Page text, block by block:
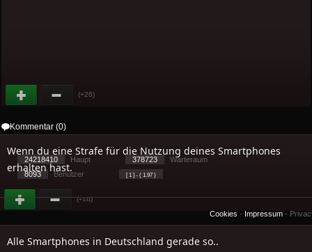
(+26)
Kommentar (0)
Wenn du eine Strafe für die Nutzung deines Smartphones
erhalten hast.
(+131)
Alle Smartphones in Deutschland gerade so..
24218410 Haupt 378723
Warteraum
8093
Benutzer [ 1 ] - ( 1.97 )
Cookies - Impressum -